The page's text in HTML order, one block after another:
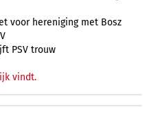
voor hereniging met Bosz
PSV trouw
vindt.